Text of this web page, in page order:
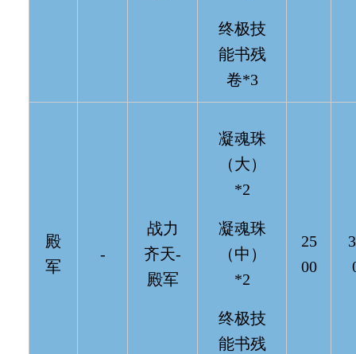
终极技
能书残
卷*3
殿
军
-
战力
齐天-
殿军
凝魂珠
（大）
*2
凝魂珠
（中）
*2
终极技
能书残
25
00